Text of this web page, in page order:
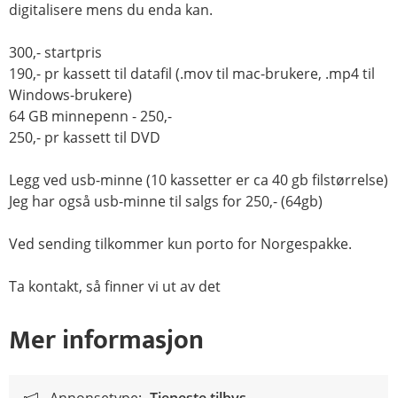
digitalisere mens du enda kan.
300,- startpris
190,- pr kassett til datafil (.mov til mac-brukere, .mp4 til
Windows-brukere)
64 GB minnepenn - 250,-
250,- pr kassett til DVD
Legg ved usb-minne (10 kassetter er ca 40 gb filstørrelse)
Jeg har også usb-minne til salgs for 250,- (64gb)
Ved sending tilkommer kun porto for Norgespakke.
Ta kontakt, så finner vi ut av det
Mer informasjon